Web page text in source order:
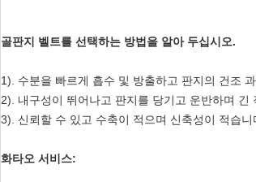
골판지 벨트를 선택하는 방법을 알아 두십시오.
1). 수분을 빠르게 흡수 및 방출하고 판지의 건조
2). 내구성이 뛰어나고 판지를 당기고 운반하며 긴
3). 신뢰할 수 있고 수축이 적으며 신축성이 적습니
화타오 서비스: